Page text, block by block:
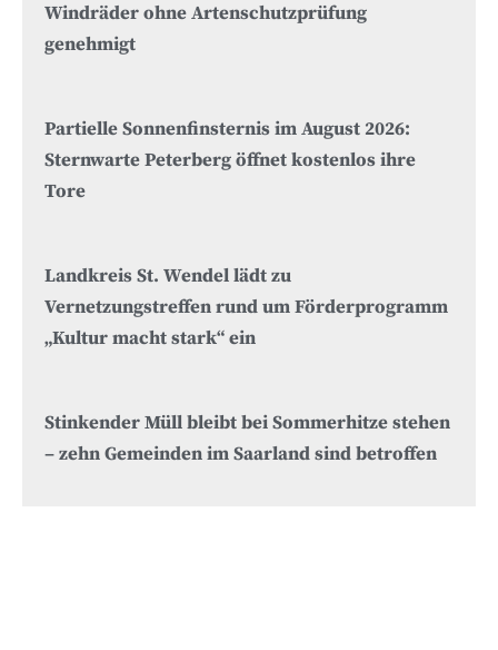
Windräder ohne Artenschutzprüfung
genehmigt
Partielle Sonnenfinsternis im August 2026:
Sternwarte Peterberg öffnet kostenlos ihre
Tore
Landkreis St. Wendel lädt zu
Vernetzungstreffen rund um Förderprogramm
„Kultur macht stark“ ein
Stinkender Müll bleibt bei Sommerhitze stehen
– zehn Gemeinden im Saarland sind betroffen